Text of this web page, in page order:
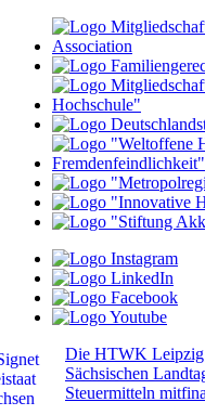
Die HTWK Leipzig
Sächsischen
Steuermitteln